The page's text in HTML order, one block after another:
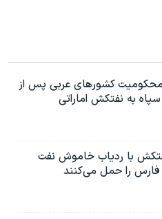
کشورهای عربی پس از
به نفتکش اماراتی
نفتکش با ردیاب خاموش نفت
را حمل می‌کنند